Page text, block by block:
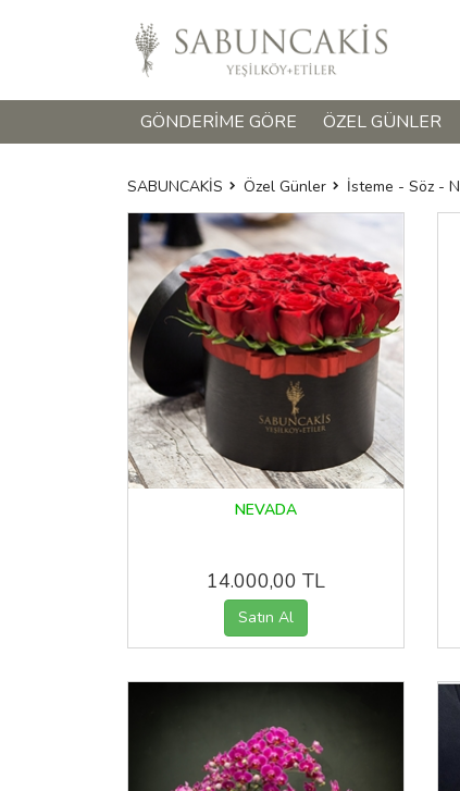
GÖNDERIME GÖRE ÖZEL GÜNLER
SABUNCAKİS Özel Günler İsteme - Söz -
NEVADA
14.000,00 TL